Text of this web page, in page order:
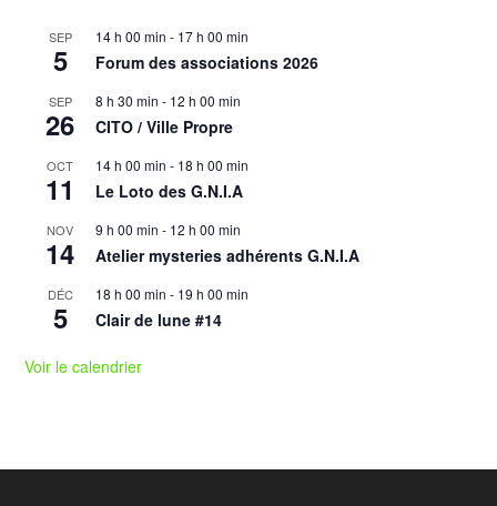
SEP
5
14 h 00 min - 17 h 00 min
Forum des associations 2026
SEP
26
8 h 30 min - 12 h 00 min
CITO / Ville Propre
OCT
11
14 h 00 min - 18 h 00 min
Le Loto des G.N.I.A
NOV
14
9 h 00 min - 12 h 00 min
Atelier mysteries adhérents G.N.I.A
DÉC
5
18 h 00 min - 19 h 00 min
Clair de lune #14
Voir le calendrier